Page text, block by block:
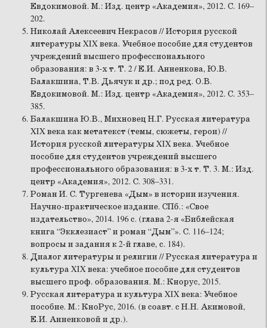
Евдокимовой. М.: Изд. центр «Академия», 2012. С. 169–
202.
Николай Алексеевич Некрасов // История русской
литературы XIX века. Учебное пособие для студентов
учреждений высшего профессионального
образования: в 3-х т. Т. 2 / Е.И. Анненкова, Ю.В.
Балакшина, Т.В. Дьячук и др.; под ред. О.В.
Евдокимовой. М.: Изд. центр «Академия», 2012. С. 353–
385.
Балакшина Ю.В., Михновец Н.Г. Русская литература
XIX века как метатекст (темы, сюжеты, герои) //
История русской литературы XIX века. Учебное
пособие для студентов учреждений высшего
профессионального образования: в 3-х т. Т. 3. М.: Изд.
центр «Академия», 2012. С. 308–331.
Роман И. С. Тургенева «Дым» в истории изучения.
Научно-практическое издание. СПб.: «Свое
издательство», 2014. 196 с. (глава 2-я «Библейская
книга “Экклезиаст” и роман “Дым”». С. 116–124;
вопросы и задания к 2-й главе, с. 184).
Диалог литературы и религии // Русская литература и
культура XIX века: учебное пособие для студентов
высшего проф. образования. М.: Кнорус, 2015.
Русская литература и культура XIX века: Учебное
пособие. М.: КноРус, 2016. (в соавт. с Н.Н. Акимовой,
Е.И. Анненковой и др.).